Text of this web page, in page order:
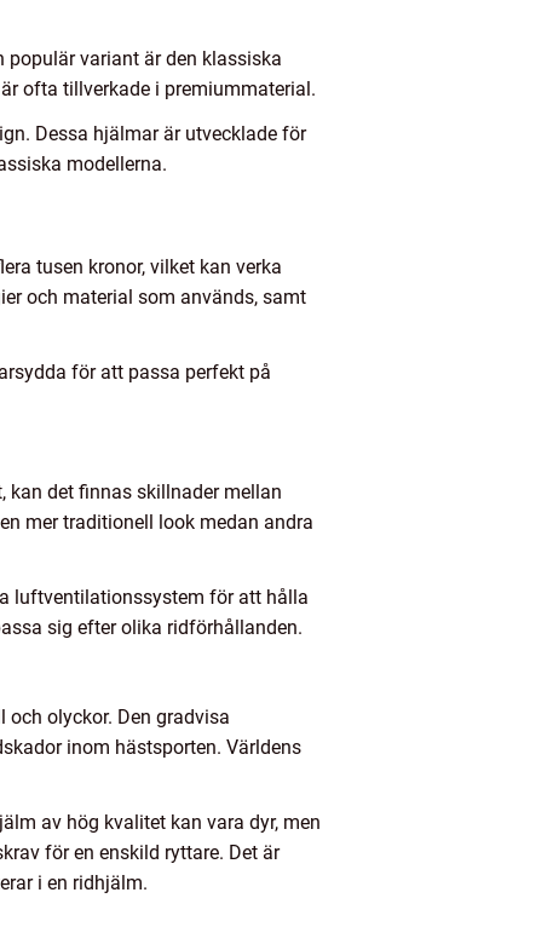
populär variant är den klassiska
ofta tillverkade i premiummaterial.
Dessa hjälmar är utvecklade för
modellerna.
tusen kronor, vilket kan verka
och material som används, samt
för att passa perfekt på
kan det finnas skillnader mellan
mer traditionell look medan andra
luftventilationssystem för att hålla
sig efter olika ridförhållanden.
olyckor. Den gradvisa
inom hästsporten. Världens
av hög kvalitet kan vara dyr, men
för en enskild ryttare. Det är
i en ridhjälm.